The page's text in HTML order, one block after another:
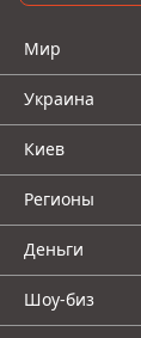
Мир
Украина
Киев
Регионы
Деньги
Шоу-биз